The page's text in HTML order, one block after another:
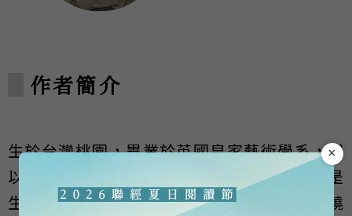
作者簡介
生於台灣桃園，畢業於英國皇家藝術學系，現
以視覺創作者的身分居住在倫敦。茶與貓咪是
生活、工作必須品。作品以敘事為基礎，圍繞
×